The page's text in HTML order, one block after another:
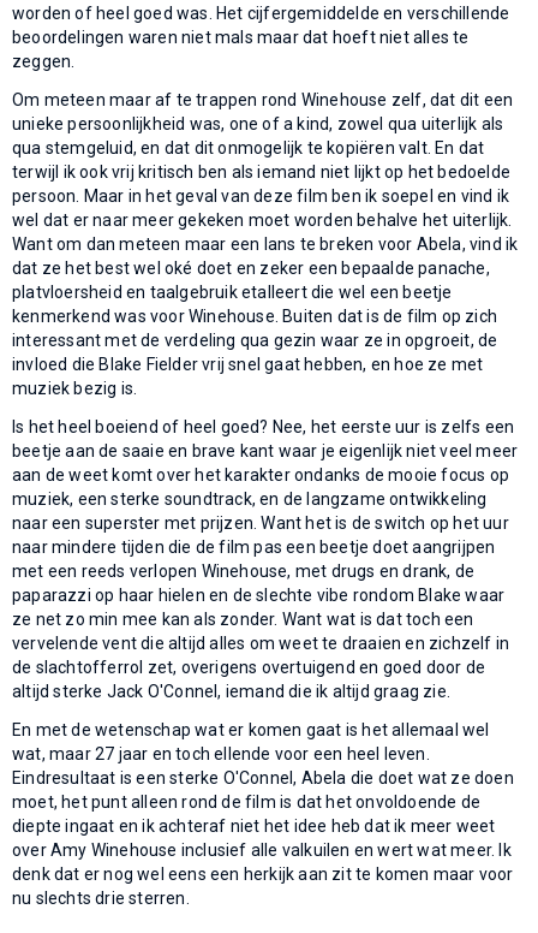
worden of heel goed was. Het cijfergemiddelde en verschillende
beoordelingen waren niet mals maar dat hoeft niet alles te
zeggen.
Om meteen maar af te trappen rond Winehouse zelf, dat dit een
unieke persoonlijkheid was, one of a kind, zowel qua uiterlijk als
qua stemgeluid, en dat dit onmogelijk te kopiëren valt. En dat
terwijl ik ook vrij kritisch ben als iemand niet lijkt op het bedoelde
persoon. Maar in het geval van deze film ben ik soepel en vind ik
wel dat er naar meer gekeken moet worden behalve het uiterlijk.
Want om dan meteen maar een lans te breken voor Abela, vind ik
dat ze het best wel oké doet en zeker een bepaalde panache,
platvloersheid en taalgebruik etalleert die wel een beetje
kenmerkend was voor Winehouse. Buiten dat is de film op zich
interessant met de verdeling qua gezin waar ze in opgroeit, de
invloed die Blake Fielder vrij snel gaat hebben, en hoe ze met
muziek bezig is.
Is het heel boeiend of heel goed? Nee, het eerste uur is zelfs een
beetje aan de saaie en brave kant waar je eigenlijk niet veel meer
aan de weet komt over het karakter ondanks de mooie focus op
muziek, een sterke soundtrack, en de langzame ontwikkeling
naar een superster met prijzen. Want het is de switch op het uur
naar mindere tijden die de film pas een beetje doet aangrijpen
met een reeds verlopen Winehouse, met drugs en drank, de
paparazzi op haar hielen en de slechte vibe rondom Blake waar
ze net zo min mee kan als zonder. Want wat is dat toch een
vervelende vent die altijd alles om weet te draaien en zichzelf in
de slachtofferrol zet, overigens overtuigend en goed door de
altijd sterke Jack O'Connel, iemand die ik altijd graag zie.
En met de wetenschap wat er komen gaat is het allemaal wel
wat, maar 27 jaar en toch ellende voor een heel leven.
Eindresultaat is een sterke O'Connel, Abela die doet wat ze doen
moet, het punt alleen rond de film is dat het onvoldoende de
diepte ingaat en ik achteraf niet het idee heb dat ik meer weet
over Amy Winehouse inclusief alle valkuilen en wert wat meer. Ik
denk dat er nog wel eens een herkijk aan zit te komen maar voor
nu slechts drie sterren.